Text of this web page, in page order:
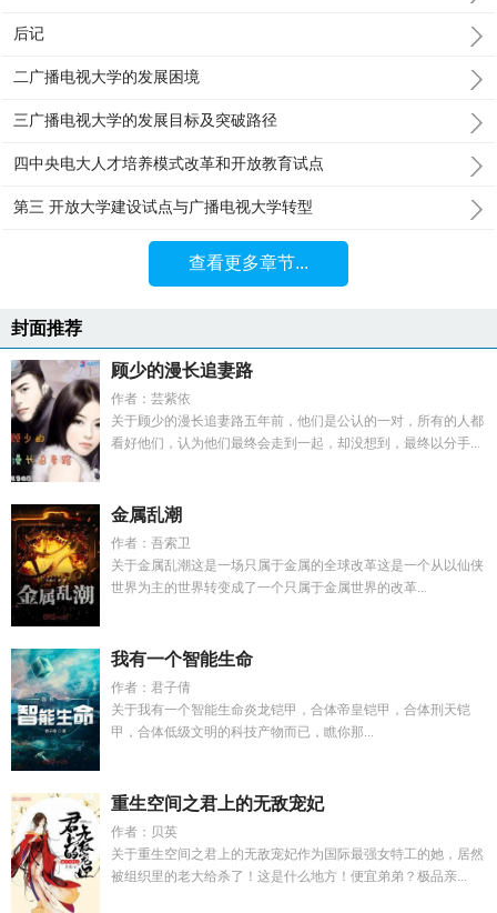
后记
二广播电视大学的发展困境
三广播电视大学的发展目标及突破路径
四中央电大人才培养模式改革和开放教育试点
第三 开放大学建设试点与广播电视大学转型
查看更多章节...
封面推荐
顾少的漫长追妻路
作者：芸紫依
关于顾少的漫长追妻路五年前，他们是公认的一对，所有的人都
看好他们，认为他们最终会走到一起，却没想到，最终以分手...
金属乱潮
作者：吾索卫
关于金属乱潮这是一场只属于金属的全球改革这是一个从以仙侠
世界为主的世界转变成了一个只属于金属世界的改革...
我有一个智能生命
作者：君子倩
关于我有一个智能生命炎龙铠甲，合体帝皇铠甲，合体刑天铠
甲，合体低级文明的科技产物而已，瞧你那...
重生空间之君上的无敌宠妃
作者：贝英
关于重生空间之君上的无敌宠妃作为国际最强女特工的她，居然
被组织里的老大给杀了！这是什么地方！便宜弟弟？极品亲...